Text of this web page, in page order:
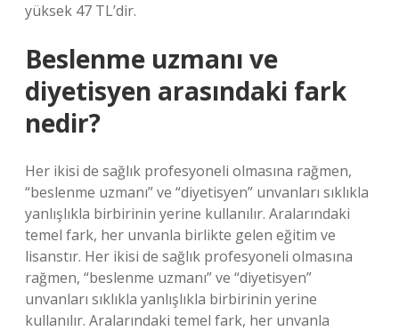
yüksek 47 TL’dir.
Beslenme uzmanı ve
diyetisyen arasındaki fark
nedir?
Her ikisi de sağlık profesyoneli olmasına rağmen,
“beslenme uzmanı” ve “diyetisyen” unvanları sıklıkla
yanlışlıkla birbirinin yerine kullanılır. Aralarındaki
temel fark, her unvanla birlikte gelen eğitim ve
lisanstır. Her ikisi de sağlık profesyoneli olmasına
rağmen, “beslenme uzmanı” ve “diyetisyen”
unvanları sıklıkla yanlışlıkla birbirinin yerine
kullanılır. Aralarındaki temel fark, her unvanla